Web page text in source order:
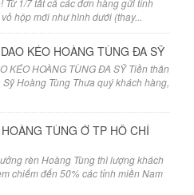
Từ 1/7 tất cả các đơn hàng gửi tỉnh
hộp mới như hình dưới (thay...
KÉO HOÀNG TÙNG ĐA SỸ
KÉO HOÀNG TÙNG ĐA SỸ Tiền thân
Hoàng Tùng Thưa quý khách hàng,
TÙNG Ở TP HỒ CHÍ
rèn Hoàng Tùng thì lượng khách
chiếm đến 50% các tỉnh miền Nam